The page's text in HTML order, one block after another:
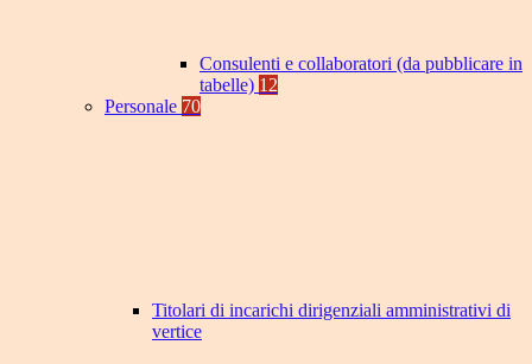
Consulenti e collaboratori (da pubblicare in
tabelle) 12
Personale 70
Titolari di incarichi dirigenziali amministrativi di
vertice